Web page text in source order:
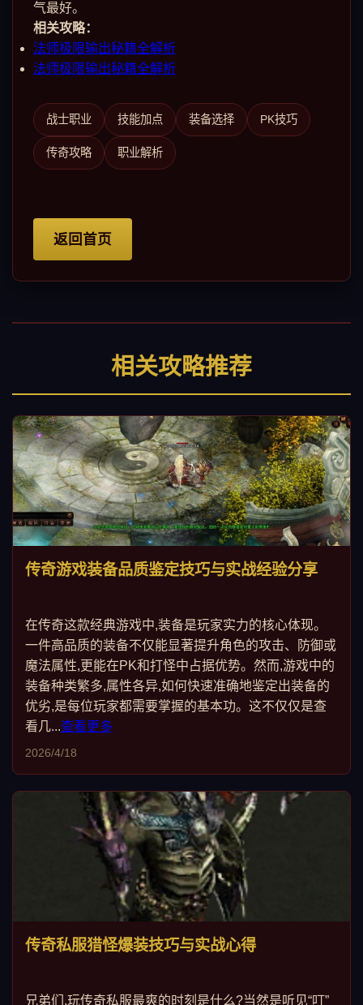
气最好。
相关攻略：
法师极限输出秘籍全解析
法师极限输出秘籍全解析
战士职业 技能加点 装备选择 PK技巧
传奇攻略 职业解析
返回首页
相关攻略推荐
传奇游戏装备品质鉴定技巧与实战经验分享
在传奇这款经典游戏中,装备是玩家实力的核心体现。
一件高品质的装备不仅能显著提升角色的攻击、防御或
魔法属性,更能在PK和打怪中占据优势。然而,游戏中的
装备种类繁多,属性各异,如何快速准确地鉴定出装备的
优劣,是每位玩家都需要掌握的基本功。这不仅仅是查
看几...查看更多
2026/4/18
传奇私服猎怪爆装技巧与实战心得
兄弟们,玩传奇私服最爽的时刻是什么?当然是听见“叮”